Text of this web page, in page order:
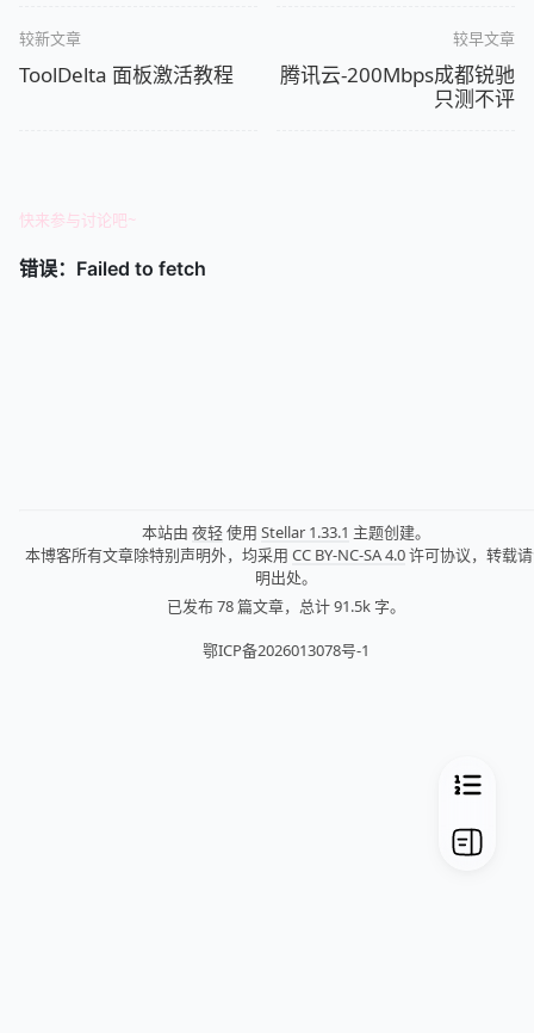
较新文章
ToolDelta 面板激活教程
较早文章
腾讯云-200Mbps成都锐驰
只测不评
快来参与讨论吧~
本站由 夜轻使用 Stellar 1.33.1 主题创建。
本博客所有文章除特别声明外，均采用 CC BY-NC-SA 4.0许可协议，转载
明出处。
已发布 78 篇文章， 总计 91.5k 字。
鄂ICP备2026013078号-1